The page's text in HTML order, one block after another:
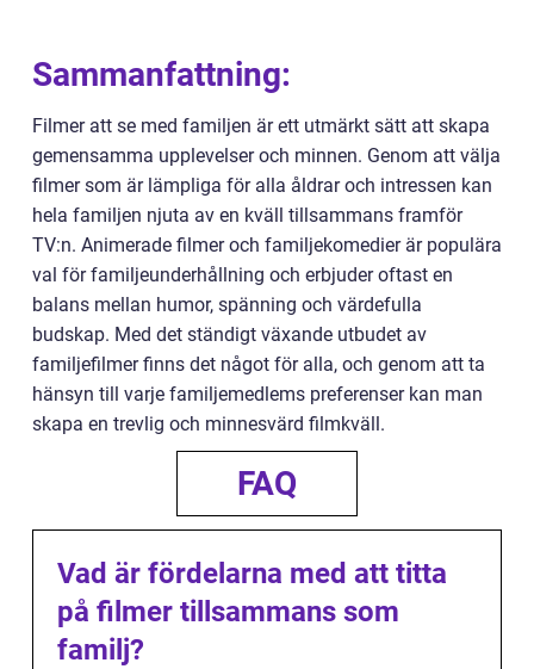
Sammanfattning:
Filmer att se med familjen är ett utmärkt sätt att skapa
gemensamma upplevelser och minnen. Genom att välja
filmer som är lämpliga för alla åldrar och intressen kan
hela familjen njuta av en kväll tillsammans framför
TV:n. Animerade filmer och familjekomedier är populära
val för familjeunderhållning och erbjuder oftast en
balans mellan humor, spänning och värdefulla
budskap. Med det ständigt växande utbudet av
familjefilmer finns det något för alla, och genom att ta
hänsyn till varje familjemedlems preferenser kan man
skapa en trevlig och minnesvärd filmkväll.
FAQ
Vad är fördelarna med att titta
på filmer tillsammans som
familj?